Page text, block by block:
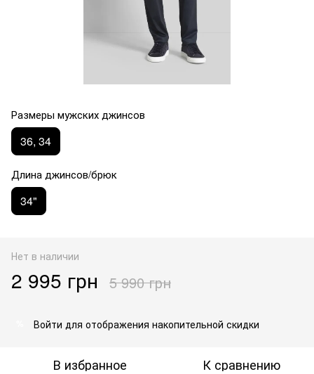
Размеры мужских джинсов
36, 34
Длина джинсов/брюк
34"
Нет в наличии
2 995 грн 5 990 грн
Войти для отображения накопительной скидки
В избранное К сравнению